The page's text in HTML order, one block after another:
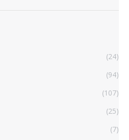
(24)
(94)
(107)
(25)
(7)